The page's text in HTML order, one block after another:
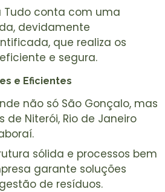
Tudo conta com uma
devidamente
que realiza os
e segura.
e Eficientes
não só São Gonçalo, mas
Niterói, Rio de Janeiro
sólida e processos bem
garante soluções
de resíduos.